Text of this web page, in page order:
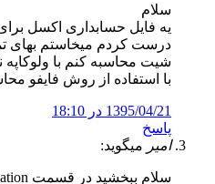
سلام
یه فایل حسابداری اکسل
درست کردم میخاستم بهای
شیت محاسبه کنم با
با استفاده از روش فایفو
1395/04/21 در 18:10
پاسخ
امیر میگوید: